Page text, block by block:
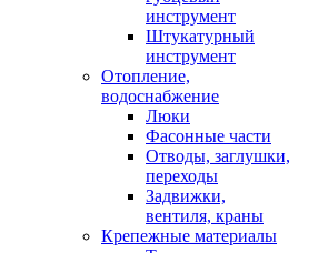
инструмент
Штукатурный
инструмент
Отопление,
водоснабжение
Люки
Фасонные части
Отводы, заглушки,
переходы
Задвижки,
вентиля, краны
Крепежные материалы